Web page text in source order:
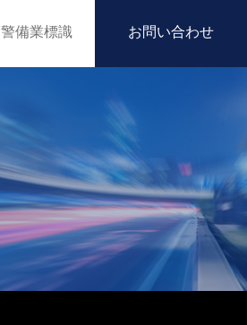
警備業標識 お問い合わせ